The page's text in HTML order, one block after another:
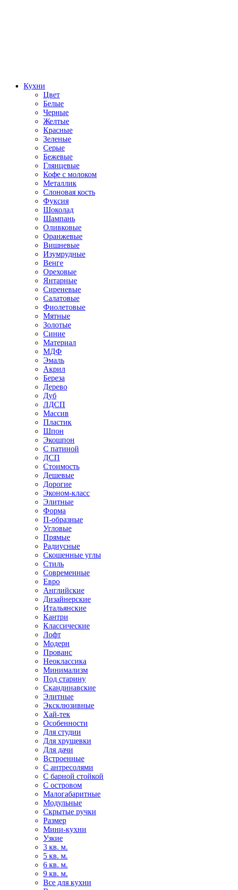
Кухни
Цвет
Белые
Черные
Желтые
Красные
Зеленые
Серые
Бежевые
Глянцевые
Кофе с молоком
Металлик
Слоновая кость
Фуксия
Шоколад
Шампань
Оливковые
Оранжевые
Вишневые
Изумрудные
Венге
Ореховые
Янтарные
Сиреневые
Салатовые
Фиолетовые
Мятные
Золотые
Синие
Материал
МДФ
Эмаль
Акрил
Береза
Дерево
Дуб
ЛДСП
Массив
Пластик
Шпон
Экошпон
С патиной
ДСП
Стоимость
Дешевые
Дорогие
Эконом-класс
Элитные
Форма
П-образные
Угловые
Прямые
Радиусные
Скошенные углы
Стиль
Современные
Евро
Английские
Дизайнерские
Итальянские
Кантри
Классические
Лофт
Модерн
Прованс
Неоклассика
Минимализм
Под старину
Скандинавские
Элитные
Эксклюзивные
Хай-тек
Особенности
Для студии
Для хрущевки
Для дачи
Встроенные
С антресолями
С барной стойкой
С островом
Малогабаритные
Модульные
Скрытые ручки
Размер
Мини-кухни
Узкие
3 кв. м.
5 кв. м.
6 кв. м.
9 кв. м.
Все для кухни